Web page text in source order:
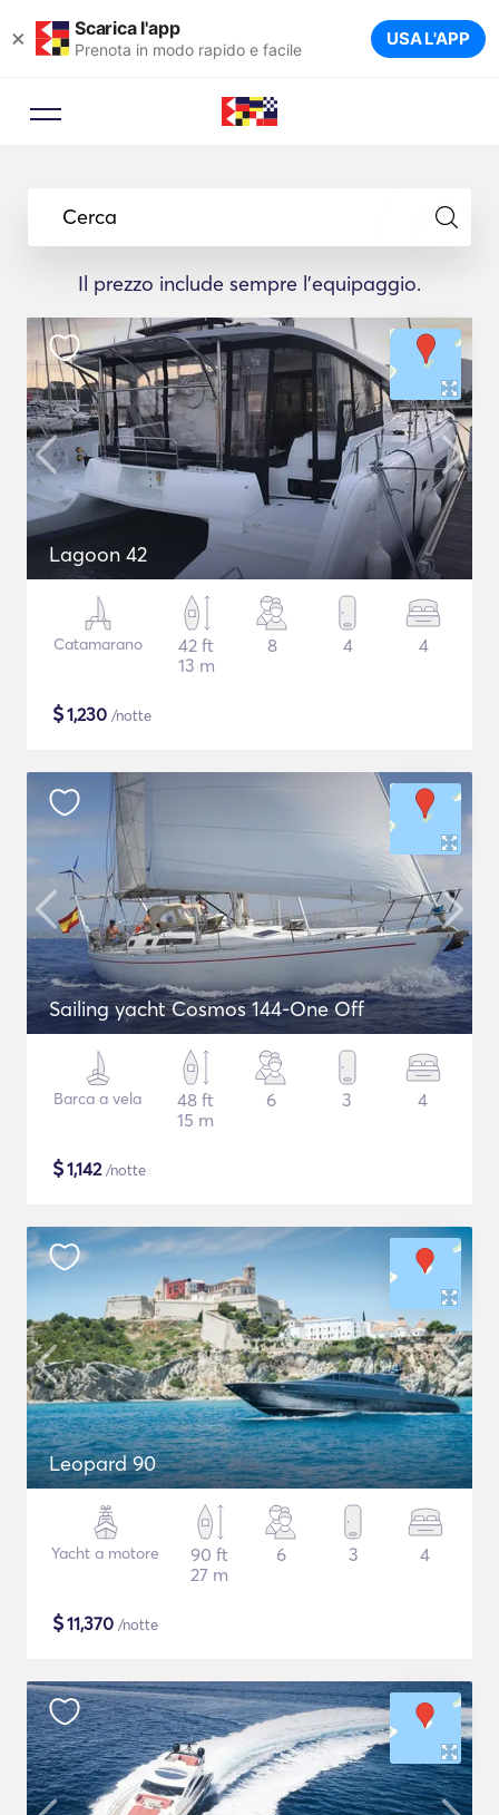
× Scarica l'app
Prenota in modo rapido e facile USA L'APP
Cerca
Il prezzo include sempre l'equipaggio.
Lagoon 42
Catamarano
42 ft
13 m
8 4 4
$1,230 /notte
Sailing yacht Cosmos 144-One Off
Barca a vela
48 ft
15 m
6 3 4
$1,142/notte
Leopard 90
Yacht a motore
90 ft
27 m
6 3 4
$11,370 /notte